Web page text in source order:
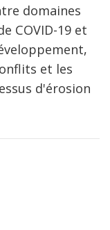
domaines
COVID-19 et
et les
d'érosion